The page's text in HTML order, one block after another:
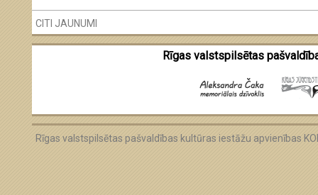
CITI JAUNUMI
Rīgas valstspilsētas
Rīgas valstspilsētas pašvaldības kultūras iestāžu apvienības